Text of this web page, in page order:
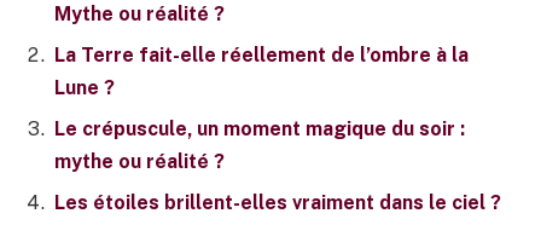
Mythe ou réalité ?
La Terre fait-elle réellement de l’ombre à la
Lune ?
Le crépuscule, un moment magique du soir :
mythe ou réalité ?
Les étoiles brillent-elles vraiment dans le ciel ?